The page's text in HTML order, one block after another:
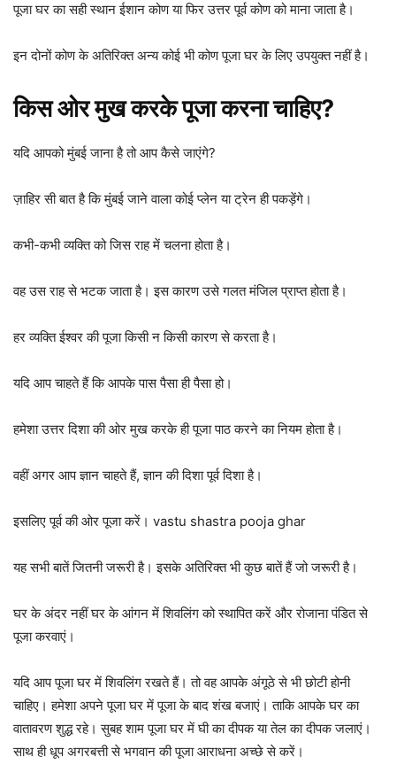
पूजा घर का सही स्थान ईशान कोण या फिर उत्तर पूर्व कोण को माना जाता है।
इन दोनों कोण के अतिरिक्त अन्य कोई भी कोण पूजा घर के लिए उपयुक्त नहीं है।
किस ओर मुख करके पूजा करना चाहिए?
यदि आपको मुंबई जाना है तो आप कैसे जाएंगे?
ज़ाहिर सी बात है कि मुंबई जाने वाला कोई प्लेन या ट्रेन ही पकड़ेंगे।
कभी-कभी व्यक्ति को जिस राह में चलना होता है।
वह उस राह से भटक जाता है। इस कारण उसे गलत मंजिल प्राप्त होता है।
हर व्यक्ति ईश्वर की पूजा किसी न किसी कारण से करता है।
यदि आप चाहते हैं कि आपके पास पैसा ही पैसा हो।
हमेशा उत्तर दिशा की ओर मुख करके ही पूजा पाठ करने का नियम होता है।
वहीं अगर आप ज्ञान चाहते हैं, ज्ञान की दिशा पूर्व दिशा है।
इसलिए पूर्व की ओर पूजा करें। vastu shastra pooja ghar
यह सभी बातें जितनी जरूरी है‌। इसके अतिरिक्त भी कुछ बातें हैं जो जरूरी है।
घर के अंदर नहीं घर के आंगन में शिवलिंग को स्थापित करें और रोजाना पंडित से
पूजा करवाएं।
यदि आप पूजा घर में शिवलिंग रखते हैं। तो वह आपके अंगूठे से भी छोटी होनी
चाहिए। हमेशा अपने पूजा घर में पूजा के बाद शंख बजाएं। ताकि आपके घर का
वातावरण शुद्ध रहे। सुबह शाम पूजा घर में घी का दीपक या तेल का दीपक जलाएं।
साथ ही धूप अगरबत्ती से भगवान की पूजा आराधना अच्छे से करें।